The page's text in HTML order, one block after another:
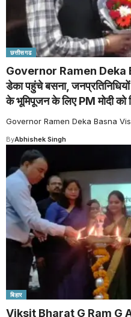
छत्तीसगढ
Governor Ramen Deka
डेका पहुंचे बसना, जनप्रतिनिधियों
के भूमिपूजन के लिए PM मोदी को
Governor Ramen Deka Basna Visit
ByAbhishek Singh
बिहार
Viksit Bharat G Ram G